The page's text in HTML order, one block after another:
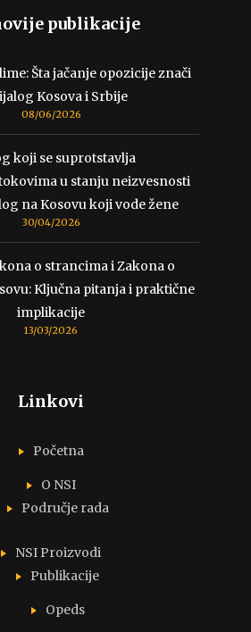
publikacije
Šta jačanje opozicije znači
Kosova i Srbije
08/06/2026
koji se suprotstavlja
u stanju neizvesnosti
na Kosovu koji vode žene
30/04/2026
o strancima i Zakona o
Ključna pitanja i praktične
implikacije
13/03/2026
Linkovi
Početna
O NSI
Područje rada
NSI Proizvodi
Publikacije
Opeds